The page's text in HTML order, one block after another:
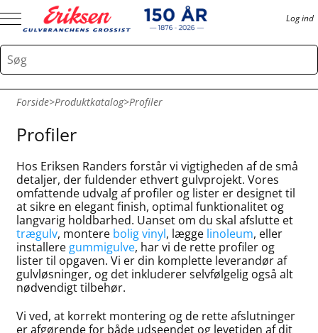
Log ind
Forside>Produktkatalog>Profiler
Profiler
Hos Eriksen Randers forstår vi vigtigheden af de små
detaljer, der fuldender ethvert gulvprojekt. Vores
omfattende udvalg af profiler og lister er designet til
at sikre en elegant finish, optimal funktionalitet og
langvarig holdbarhed. Uanset om du skal afslutte et
trægulv, montere bolig vinyl, lægge linoleum, eller
installere gummigulve, har vi de rette profiler og
lister til opgaven. Vi er din komplette leverandør af
gulvløsninger, og det inkluderer selvfølgelig også alt
nødvendigt tilbehør.
Vi ved, at korrekt montering og de rette afslutninger
er afgørende for både udseendet og levetiden af dit